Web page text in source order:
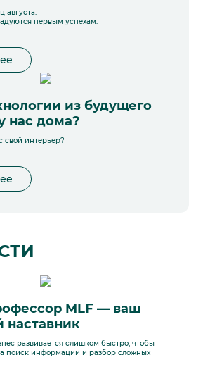
августа.
первым успехам.
из будущего
нас дома?
свой интерьер?
MLF — ваш
наставник
развивается слишком быстро, чтобы
поиск информации и разбор сложных